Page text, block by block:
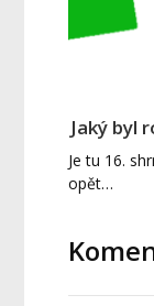
Jaký byl
Je tu 16.
opět…